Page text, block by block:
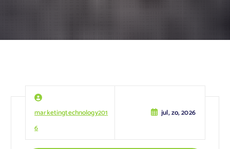
marketingtechnology201
6
jul, zo, 2026